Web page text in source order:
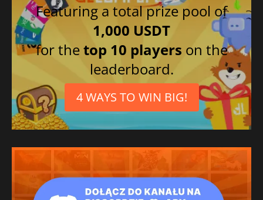
Featuring a total prize pool of
1,000 USDT
for thetop 10 players on the
leaderboard.
4 WAYS TO WIN BIG!